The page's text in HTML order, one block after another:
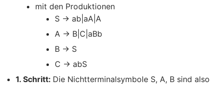
mit den Produktionen
S → ab|aA|A
A → B|C|aBb
B → S
C → abS
1. Schritt: Die Nichtterminalsymbole S, A, B sind also